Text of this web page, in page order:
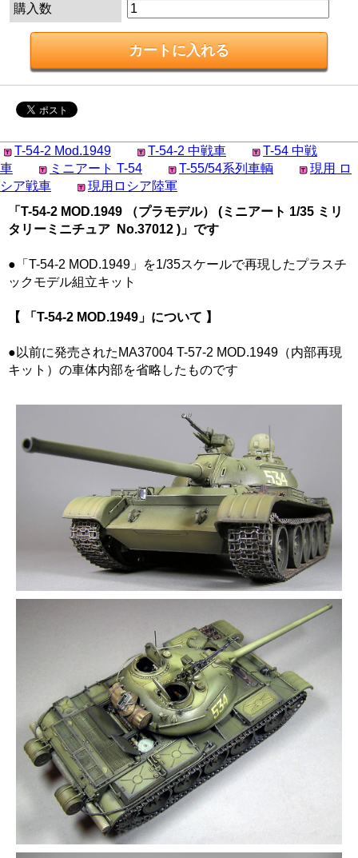
購入数
T-54-2 Mod.1949 T-54-2 中戦車
T-54 中戦
車
ミニアート T-54 T-55/54系列車輌
現用 ロ
シア戦車
現用ロシア陸軍
「T-54-2 MOD.1949 （プラモデル） (ミニアート 1/35 ミリ
タリーミニチュア No.37012 )」です
●「T-54-2 MOD.1949」を1/35スケールで再現したプラスチ
ックモデル組立キット
【 「T-54-2 MOD.1949」について 】
●以前に発売されたMA37004 T-57-2 MOD.1949（内部再現
キット）の車体内部を省略したものです